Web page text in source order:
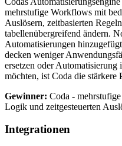
mehrstufige Workflows mit
Auslösern, zeitbasierten
tabellenübergreifend ändern.
Automatisierungen
decken weniger
ersetzen oder
möchten, ist Coda die stärkere
Gewinner: Coda -
Logik und zeitgesteuerten
Integrationen